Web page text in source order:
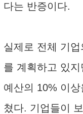
다는 반증이다.
실제로 전체 기
를 계획하고 있
예산의 10% 이
쳤다. 기업들이